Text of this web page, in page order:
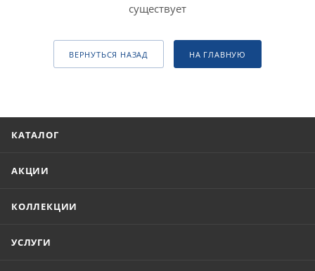
существует
ВЕРНУТЬСЯ НАЗАД НА ГЛАВНУЮ
КАТАЛОГ
АКЦИИ
КОЛЛЕКЦИИ
УСЛУГИ